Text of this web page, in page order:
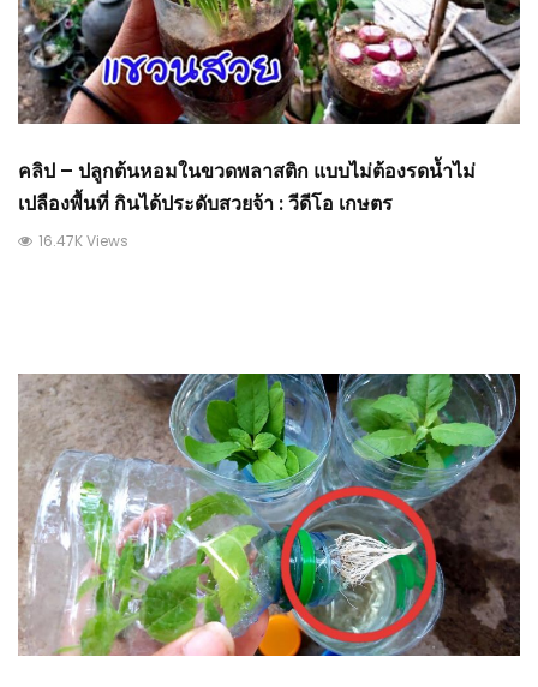
คลิป – ปลูกต้นหอมในขวดพลาสติก แบบไม่ต้องรดน้ำไม่
เปลืองพื้นที่ กินได้ประดับสวยจ้า : วีดีโอ เกษตร
16.47K Views